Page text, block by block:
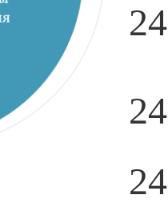
24
24
24